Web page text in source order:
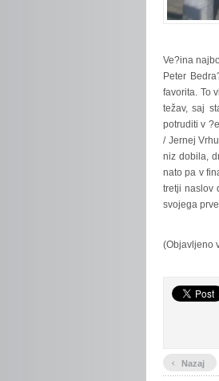
Ve?ina
Peter
favorita. To
težav, saj
potruditi v
/ Jernej
niz dobila,
nato pa v
tretji naslov
svojega
(Objavljeno
‹ Nazaj